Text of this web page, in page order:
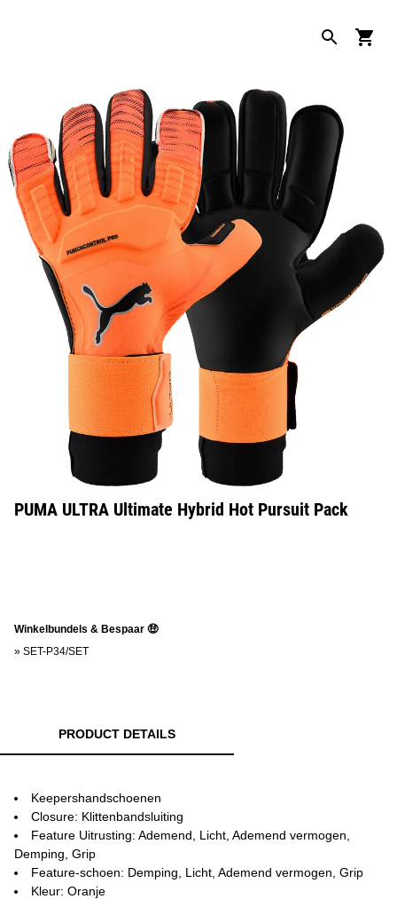
PUMA ULTRA Ultimate Hybrid Hot Pursuit Pack
Winkelbundels & Bespaar 🤑
» SET-P34/SET
PRODUCT DETAILS
Keepershandschoenen
Closure: Klittenbandsluiting
Feature Uitrusting: Ademend, Licht, Ademend vermogen,
Demping, Grip
Feature-schoen: Demping, Licht, Ademend vermogen, Grip
Kleur: Oranje